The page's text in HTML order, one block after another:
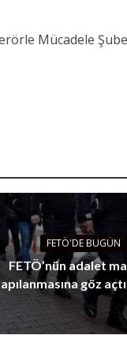
Mücadele
FETÖ'DE BUGÜN
FETÖ’nün adalet
göz